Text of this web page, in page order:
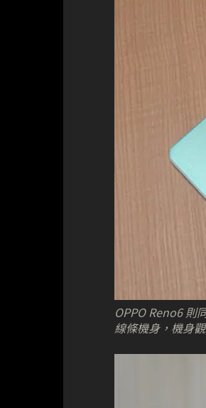
OPPO Reno6 則
線條機身，機身